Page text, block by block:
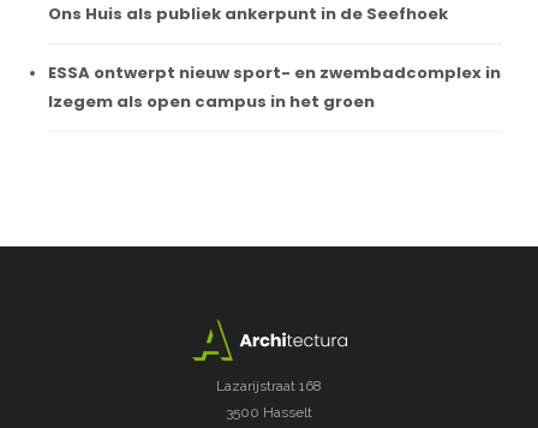
Ons Huis als publiek ankerpunt in de Seefhoek
ESSA ontwerpt nieuw sport- en zwembadcomplex in
Izegem als open campus in het groen
Lazarijstraat 168
3500 Hasselt